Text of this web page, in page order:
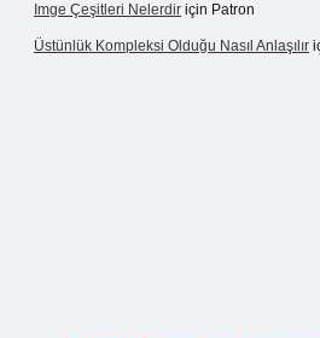
Imge Çeşitleri Nelerdir için Patron
Üstünlük Kompleksi Olduğu Nasıl Anlaşılır